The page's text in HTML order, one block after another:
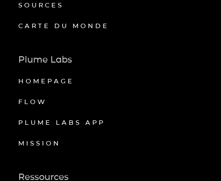
SOURCES
CARTE DU MONDE
Plume Labs
HOMEPAGE
FLOW
PLUME LABS APP
MISSION
Ressources